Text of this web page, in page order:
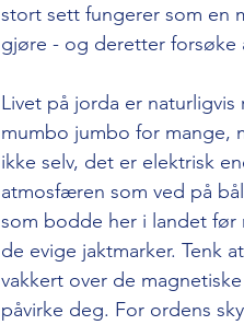
stort sett fungerer som en
gjøre - og deretter forsøke
Livet på jorda er
mumbo jumbo for mange,
ikke selv, det er elektrisk
atmosfæren som ved på
som bodde her i landet før
de evige jaktmarker. Tenk
vakkert over de
påvirke deg. For ordens